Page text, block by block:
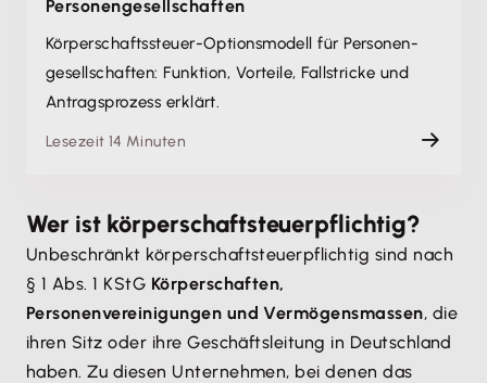
Personen­gesellschaften
Körperschaftssteuer-Optionsmodell für Personen­
gesellschaften: Funktion, Vorteile, Fallstricke und
Antragsprozess erklärt.
Lesezeit 14 Minuten
Wer ist körperschaftsteuerpflichtig?
Unbeschränkt körperschaftsteuerpflichtig sind nach
§ 1 Abs. 1 KStG Körperschaften,
Personenvereinigungen und Vermögensmassen, die
ihren Sitz oder ihre Geschäftsleitung in Deutschland
haben. Zu diesen Unternehmen, bei denen das